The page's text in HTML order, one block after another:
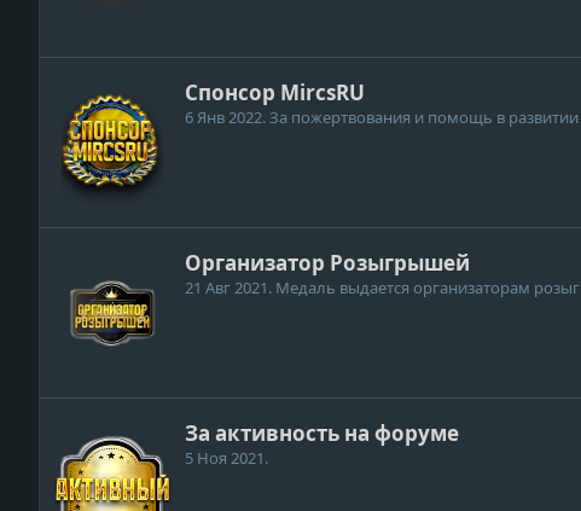
Спонсор MircsRU
6 Янв 2022. За пожертвования и помощь в
Организатор Розыгрышей
21 Авг 2021. Медаль выдается организаторам
За активность на форуме
5 Ноя 2021.